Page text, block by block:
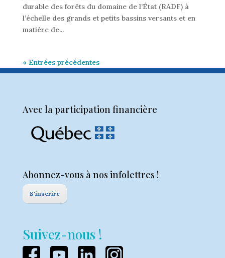
durable des forêts du domaine de l’État (RADF) à
l’échelle des grands et petits bassins versants et en
matière de...
« Entrées précédentes
Avec la participation financière
Abonnez-vous à nos infolettres !
S'inscrire
Suivez-nous !